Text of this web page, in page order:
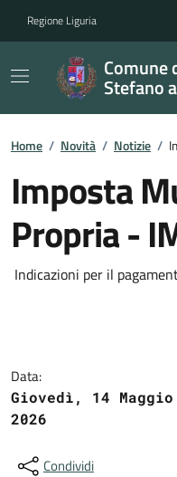
Regione Liguria
Comune
Stefano
Home / Novità / Notizie /
Imposta
Propria -
Indicazioni per il
Data:
Giovedì, 14 Maggio
2026
Condividi